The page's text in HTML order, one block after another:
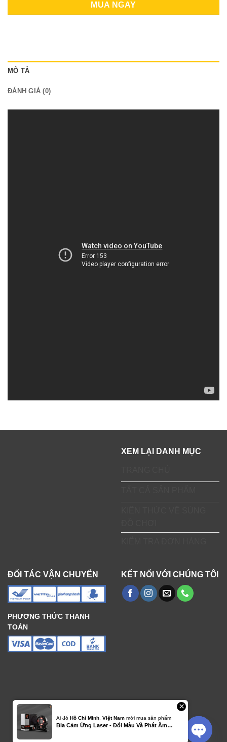
MUA NGAY
MÔ TẢ
ĐÁNH GIÁ (0)
XEM LẠI DANH MỤC
ĐỐI TÁC VẬN CHUYỂN
PHƯƠNG THỨC THANH
TOÁN
KẾT NỐI VỚI CHÚNG TÔI
Liên hệ ngay!
Ai đó Hồ Chí Minh Việt Nam mới mua sản phẩm
Bia Cảm Ứng Laser - Đổi Màu Và Phát Âm…
×